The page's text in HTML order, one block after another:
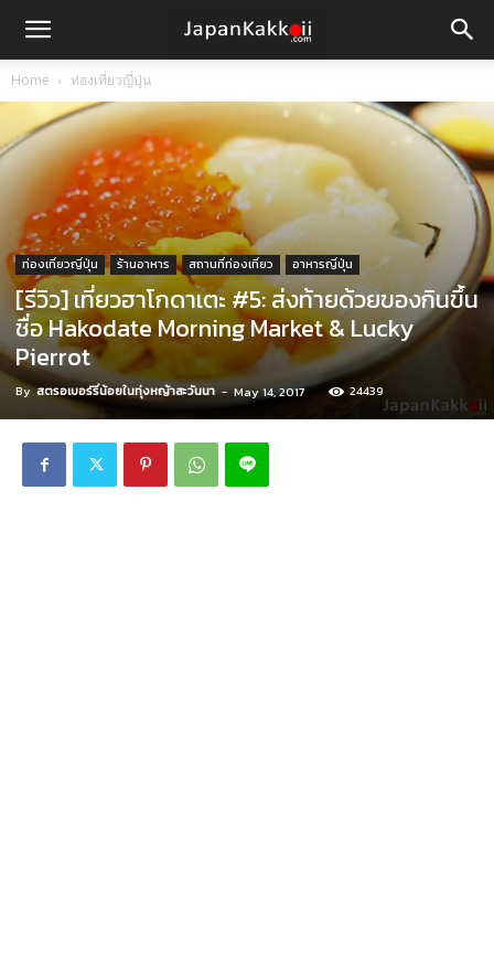
Home ท่องเที่ยวญี่ปุ่น
ท่องเที่ยวญี่ปุ่น ร้านอาหาร สถานที่ท่องเที่ยว อาหารญี่ปุ่น
[รีวิว] เที่ยวฮาโกดาเตะ #5: ส่งท้ายด้วยของกินขึ้น
ชื่อ Hakodate Morning Market & Lucky
Pierrot
By สตรอเบอร์รี่น้อยในทุ่งหญ้าสะวันนา- May 14, 2017 24439